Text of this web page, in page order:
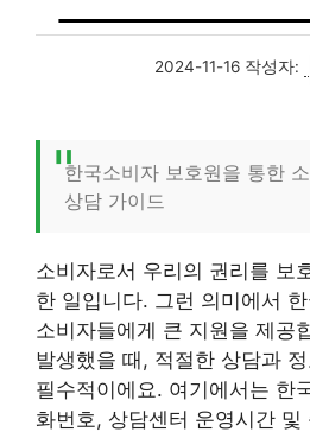
2024-11-16 작성자:
한국소비자 보호원을 통한
상담 가이드
소비자로서 우리의 권리를 보
한 일입니다. 그런 의미에서
소비자들에게 큰 지원을 제공
발생했을 때, 적절한 상담과
필수적이에요. 여기에서는 한
화번호, 상담센터 운영시간 및